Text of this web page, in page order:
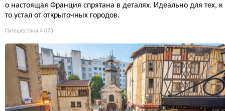
о настоящая Франция спрятана в деталях. Идеально для тех, к
то устал от открыточных городов.
Путешествия 4 073